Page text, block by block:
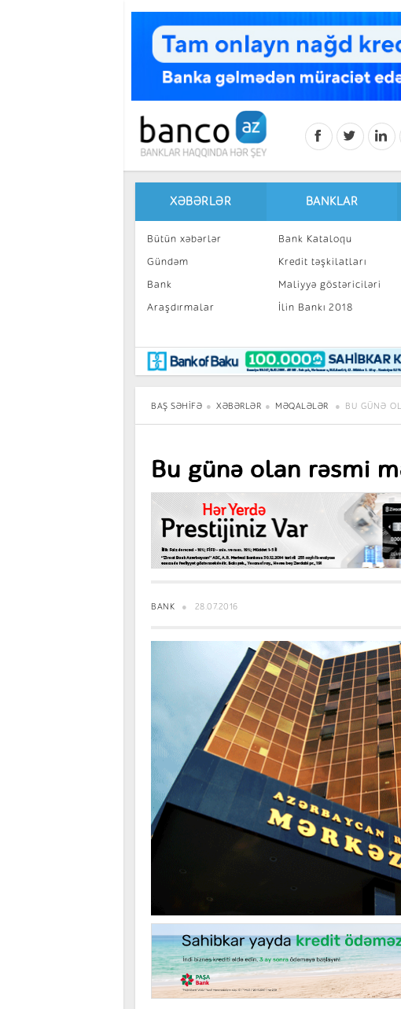
XƏBƏRLƏR
Bütün xəbərlər
Gündəm
Bank
Araşdırmalar
Maraqlı
BancoTV
Müsahibə
BANKLAR
Bank Kataloqu
Kredit təşkilatları
Maliyyə göstəriciləri
İlin Bankı 2018
BAŞ SƏHIFƏ XƏBƏRLƏR MƏQALƏLƏR BU GÜNƏ
Bu günə olan rəsmi
BANK 28.07.2016